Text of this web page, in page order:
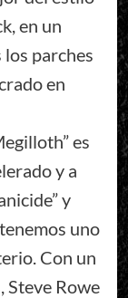
en un
parches
en
es
y a
y
uno
Con un
Steve Rowe